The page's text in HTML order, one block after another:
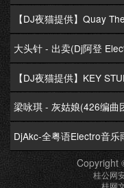
大头针 - 出卖(Dj阿登
梁咏琪 - 灰姑娘(426编曲
DjAkc-全粤语Electro音
Copyright
桂公网
桂网